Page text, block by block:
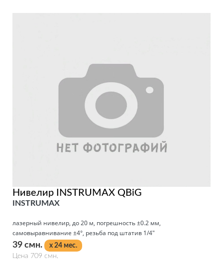
Нивелир INSTRUMAX QBiG
INSTRUMAX
лазерный нивелир, до 20 м, погрешность ±0.2 мм,
самовыравнивание ±4°, резьба под штатив 1/4"
39 смн.
x 24 мес.
Цена 709 смн.